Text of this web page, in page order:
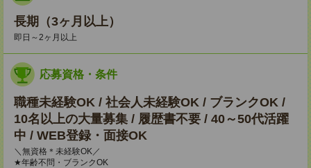
長期（3ヶ月以上）
即日～2ヶ月以上
応募資格・条件
職種未経験OK / 社会人未経験OK / ブランクOK /
10名以上の大量募集 / 履歴書不要 / 40～50代活躍
中 / WEB登録・面接OK
＼無資格＊未経験OK／
★年齢不問・ブランクOK